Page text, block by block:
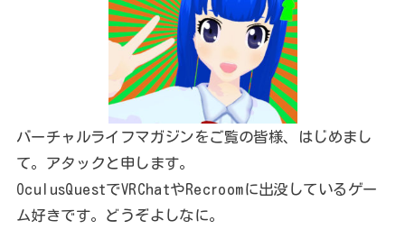
バーチャルライフマガジンをご覧の皆様、はじめまし
て。アタックと申します。
OculusQuestでVRChatやRecroomに出没しているゲー
ム好きです。どうぞよしなに。